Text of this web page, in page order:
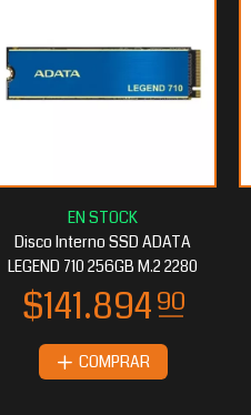
Disco Interno SSD ADATA
LEGEND 710 256GB M.2 2280
COMPRAR